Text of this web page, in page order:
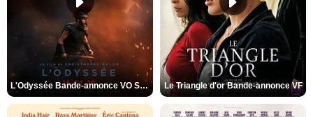
L'Odyssée Bande-annonce VO STFR Le Triangle d'or Bande-annonce VF